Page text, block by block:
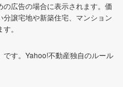
広告の場合に表示されます。価
譲宅地や新築住宅、マンション
。
す。Yahoo!不動産独自のルール